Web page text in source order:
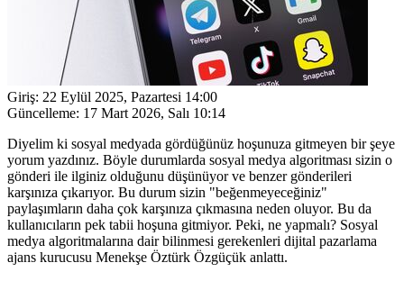
Giriş: 22 Eylül 2025, Pazartesi 14:00
Güncelleme: 17 Mart 2026, Salı 10:14
Diyelim ki sosyal medyada gördüğünüz hoşunuza gitmeyen bir şeye
yorum yazdınız. Böyle durumlarda sosyal medya algoritması sizin o
gönderi ile ilginiz olduğunu düşünüyor ve benzer gönderileri
karşınıza çıkarıyor. Bu durum sizin "beğenmeyeceğiniz"
paylaşımların daha çok karşınıza çıkmasına neden oluyor. Bu da
kullanıcıların pek tabii hoşuna gitmiyor. Peki, ne yapmalı? Sosyal
medya algoritmalarına dair bilinmesi gerekenleri dijital pazarlama
ajans kurucusu Menekşe Öztürk Özgüçük anlattı.